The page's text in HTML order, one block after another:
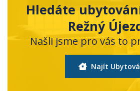
Hledáte
Režný
Našli jsme pro vás to
Najít